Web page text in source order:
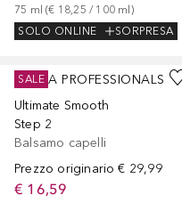
75 ml (€ 18,25 / 100 ml)
SOLO ONLINE
SORPRESA
WELLA PROFESSIONALS
Ultimate Smooth
Step 2
Balsamo capelli
Prezzo originario € 29,99
€ 16,59
SALE